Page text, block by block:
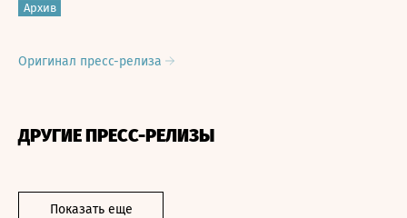
Архив
Оригинал пресс-релиза
ДРУГИЕ ПРЕСС-РЕЛИЗЫ
Показать еще